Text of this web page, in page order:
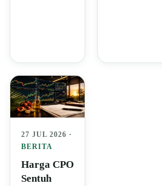
27 JUL 2026 ·
BERITA
Harga CPO
Sentuh